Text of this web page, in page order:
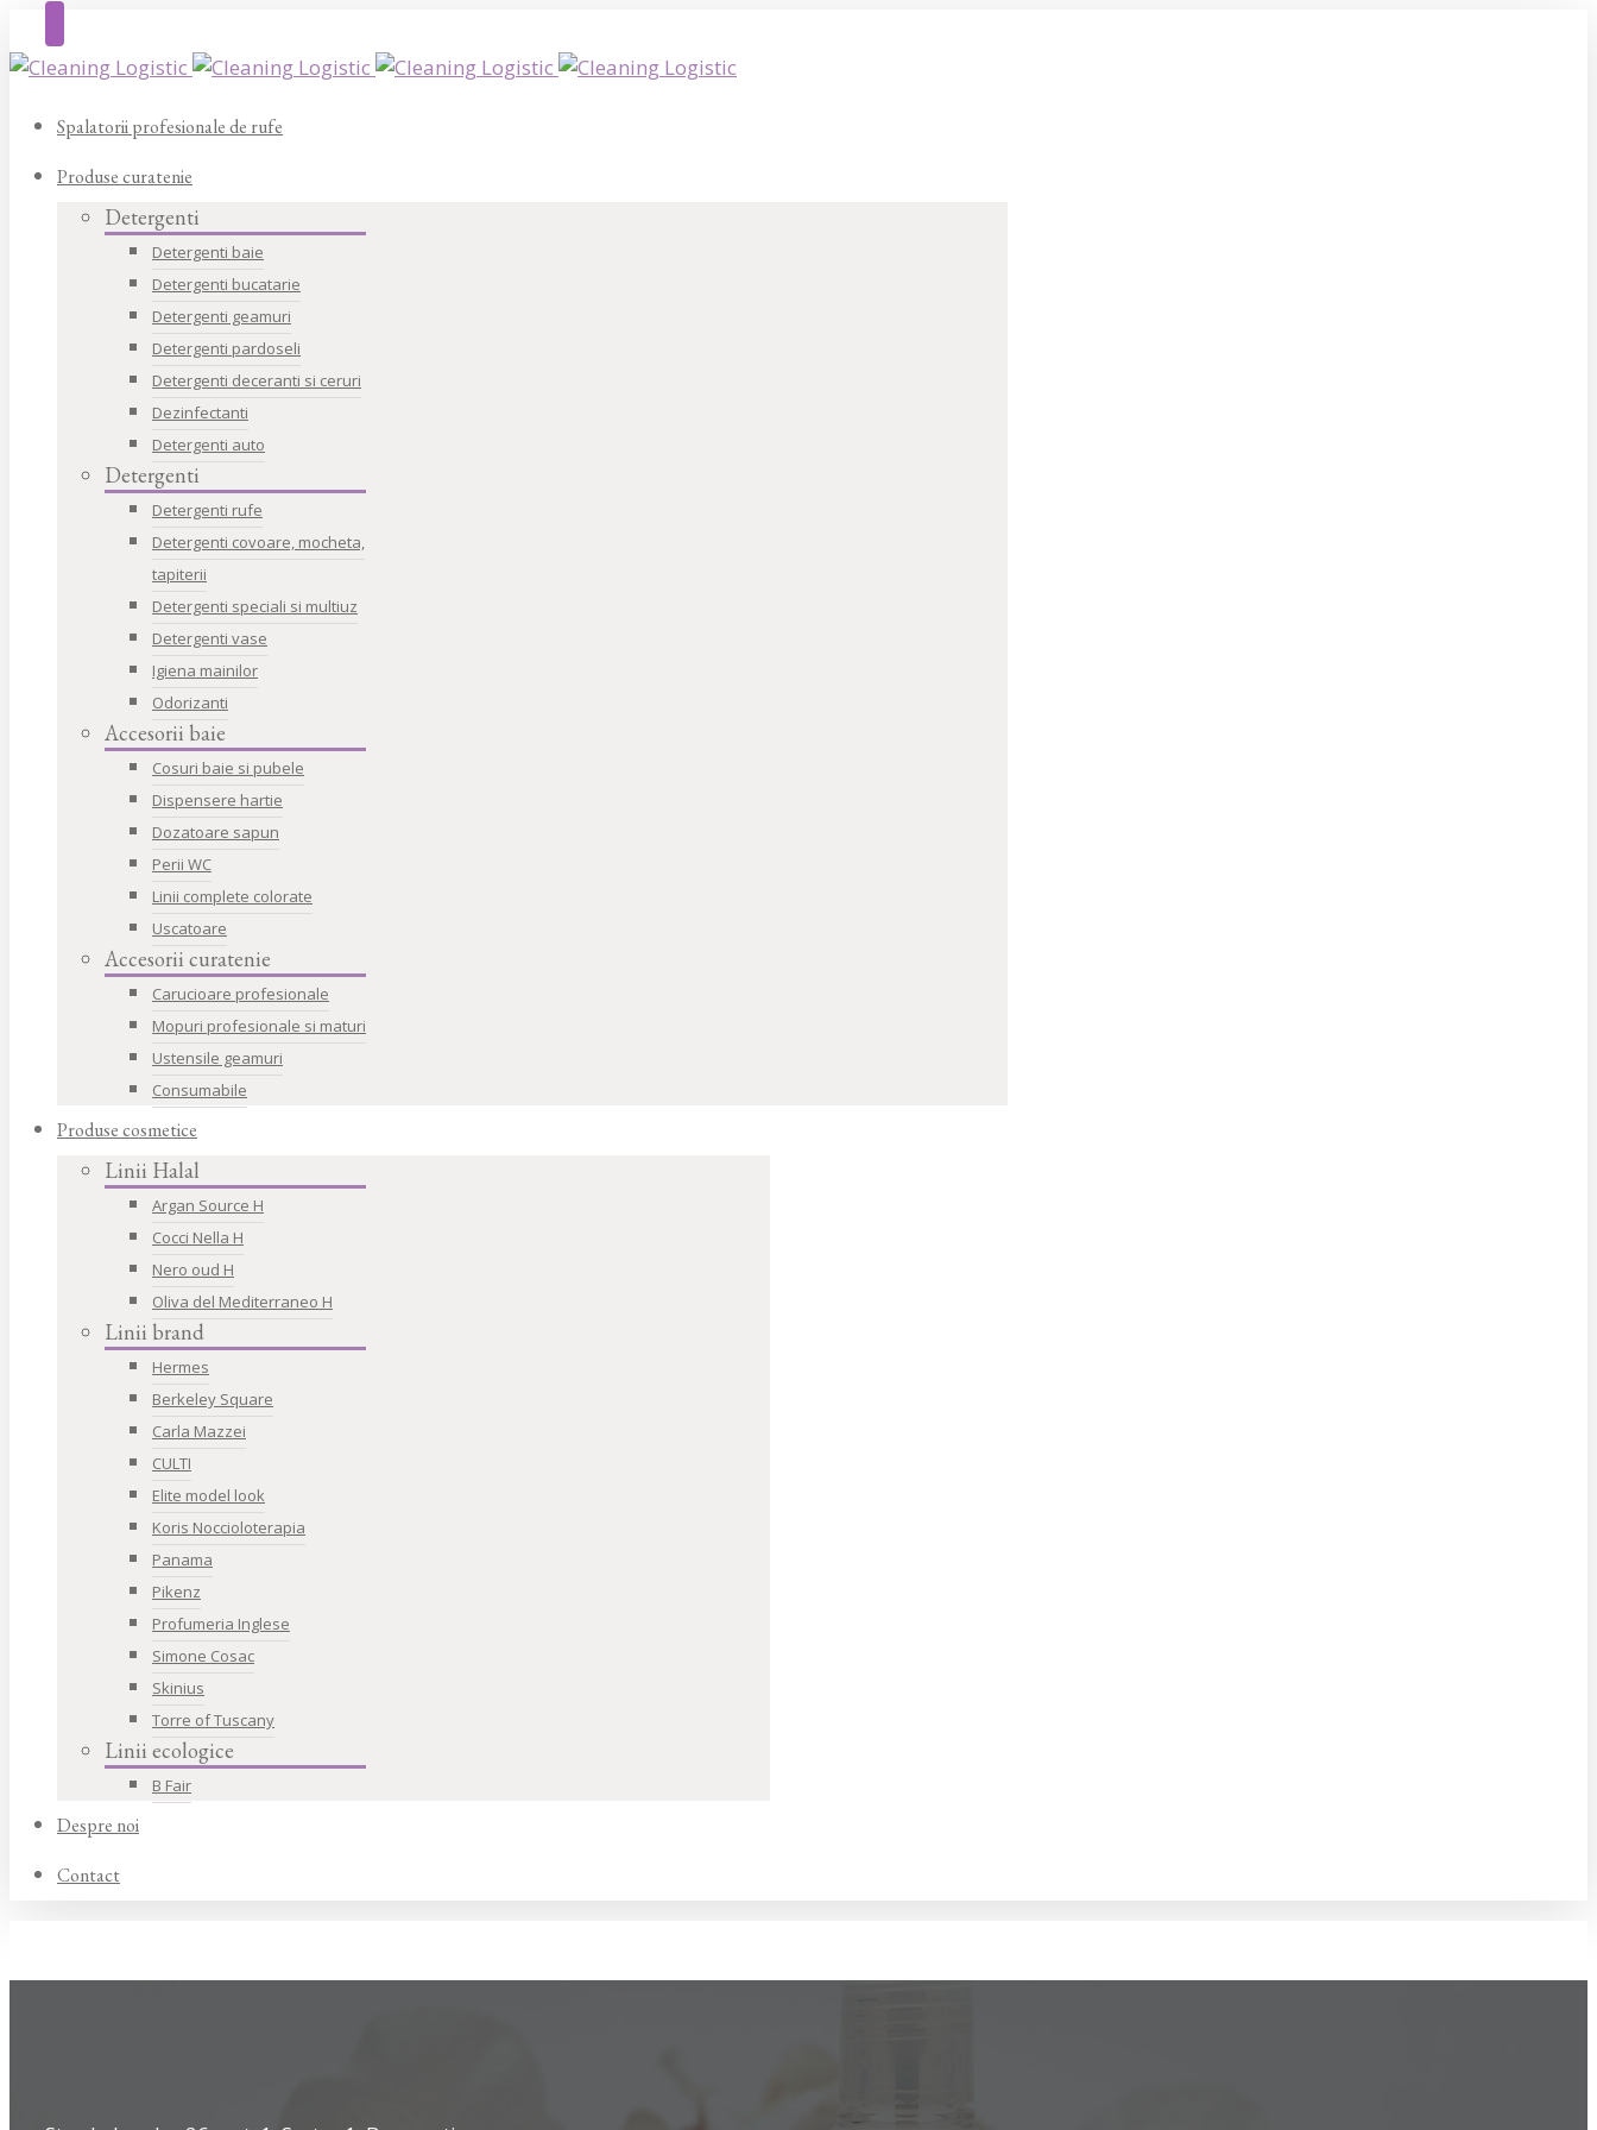
Spalatorii profesionale de rufe
Produse curatenie
Detergenti
Detergenti baie
Detergenti bucatarie
Detergenti geamuri
Detergenti pardoseli
Detergenti deceranti si ceruri
Dezinfectanti
Detergenti auto
Detergenti
Detergenti rufe
Detergenti covoare, mocheta,
tapiterii
Detergenti speciali si multiuz
Detergenti vase
Igiena mainilor
Odorizanti
Accesorii baie
Cosuri baie si pubele
Dispensere hartie
Dozatoare sapun
Perii WC
Linii complete colorate
Uscatoare
Accesorii curatenie
Carucioare profesionale
Mopuri profesionale si maturi
Ustensile geamuri
Consumabile
Produse cosmetice
Linii Halal
Argan Source H
Cocci Nella H
Nero oud H
Oliva del Mediterraneo H
Linii brand
Hermes
Berkeley Square
Carla Mazzei
CULTI
Elite model look
Koris Noccioloterapia
Panama
Pikenz
Profumeria Inglese
Simone Cosac
Skinius
Torre of Tuscany
Linii ecologice
B Fair
Despre noi
Contact